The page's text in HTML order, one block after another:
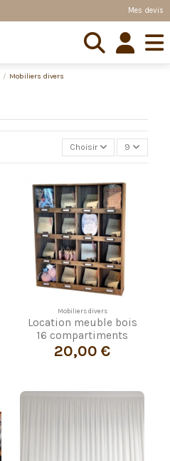
Mes devis
Mobiliers divers
Choisir 9
Mobiliers divers
Location meuble bois
16 compartiments
20,00 €